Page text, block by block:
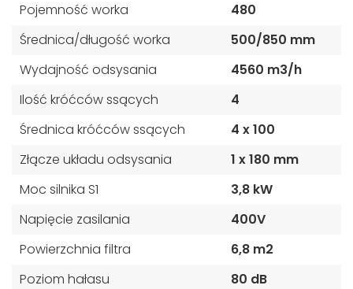
Pojemność worka
480
Średnica/długość worka
500/850 mm
Wydajność odsysania
4560 m3/h
Ilość króćców ssących
4
Średnica króćców ssących
4 x 100
Złącze układu odsysania
1 x 180 mm
Moc silnika S1
3,8 kW
Napięcie zasilania
400V
Powierzchnia filtra
6,8 m2
Poziom hałasu
80 dB